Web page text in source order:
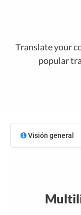
Translate your
popular
Visión general